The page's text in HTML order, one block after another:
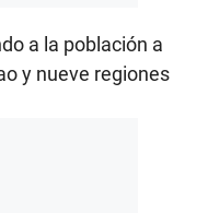
a la población a
y nueve regiones